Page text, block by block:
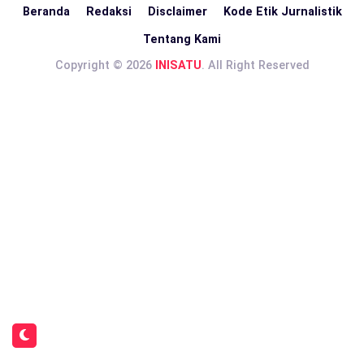
Beranda Redaksi Disclaimer Kode Etik Jurnalistik
Tentang Kami
Copyright © 2026
INISATU. All Right Reserved